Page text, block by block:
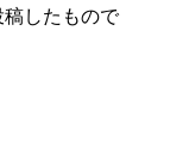
稿したもので